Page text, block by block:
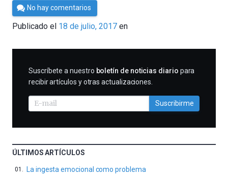
Por
César
Tomé
No hay comentarios
Publicado el 18 de julio, 2017 en
SUSCRIBIRME
Suscríbete a nuestro boletín de noticias diario para
recibir artículos y otras actualizaciones.
Suscribirme
ÚLTIMOS ARTÍCULOS
La ingesta emocional como problema